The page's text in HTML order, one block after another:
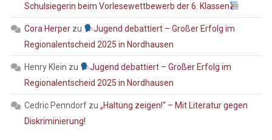
Schulsiegerin beim Vorlesewettbewerb der 6. Klassen
Cora Herperzu
Jugend debattiert – Großer Erfolg im
Regionalentscheid 2025 in Nordhausen
Henry Klein zu
Jugend debattiert – Großer Erfolg im
Regionalentscheid 2025 in Nordhausen
Cedric Penndorfzu „Haltung zeigen!“ – Mit Literatur gegen
Diskriminierung!